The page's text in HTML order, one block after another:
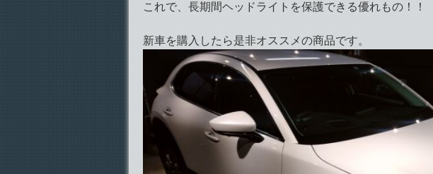
これで、長期間ヘッドライトを保護できる優れもの！！
新車を購入したら是非オススメの商品です。